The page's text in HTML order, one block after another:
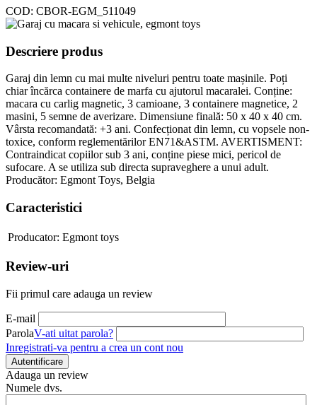
COD: CBOR-EGM_511049
Descriere produs
Garaj din lemn cu mai multe niveluri pentru toate mașinile. Poți
chiar încărca containere de marfa cu ajutorul macaralei. Conține:
macara cu carlig magnetic, 3 camioane, 3 containere magnetice, 2
masini, 5 semne de averizare. Dimensiune finală: 50 x 40 x 40 cm.
Vârsta recomandată: +3 ani. Confecționat din lemn, cu vopsele non-
toxice, conform reglementărilor EN71&ASTM. AVERTISMENT:
Contraindicat copiilor sub 3 ani, conține piese mici, pericol de
sufocare. A se utiliza sub directa supraveghere a unui adult.
Producător: Egmont Toys, Belgia
Caracteristici
Producator: Egmont toys
Review-uri
Fii primul care adauga un review
E-mail
ParolaV-ati uitat parola?
Inregistrati-va pentru a crea un cont nou
Autentificare
Adauga un review
Numele dvs.